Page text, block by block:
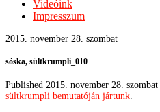
Videóink
Impresszum
2015. november 28. szombat
sóska, sültkrumpli_010
Published 2015. november 28. szombat
sültkrumpli bemutatóján jártunk